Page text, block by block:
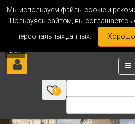
Мы используем файлы cookie и
Пользуясь сайтом, вы
персональных данных.
0